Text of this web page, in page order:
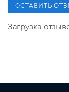
ОСТАВИТЬ
Загрузка